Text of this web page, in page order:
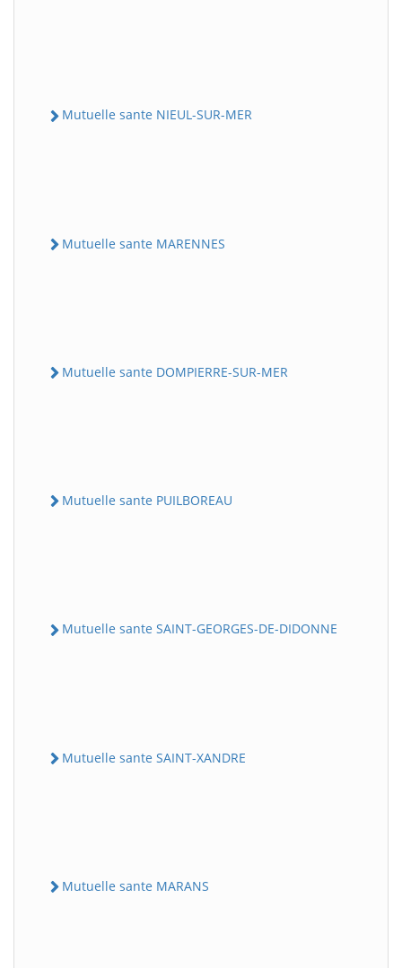
Mutuelle sante NIEUL-SUR-MER
Mutuelle sante MARENNES
Mutuelle sante DOMPIERRE-SUR-MER
Mutuelle sante PUILBOREAU
Mutuelle sante SAINT-GEORGES-DE-DIDONNE
Mutuelle sante SAINT-XANDRE
Mutuelle sante MARANS